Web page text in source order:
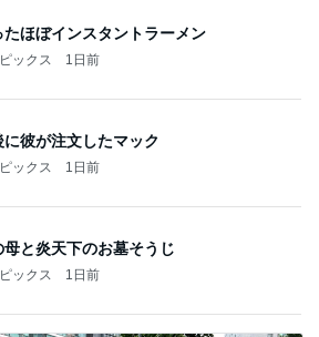
たほぼインスタントラーメン
ックス 1日前
彼が注文したマック
ックス 1日前
母と炎天下のお墓そうじ
ックス 1日前